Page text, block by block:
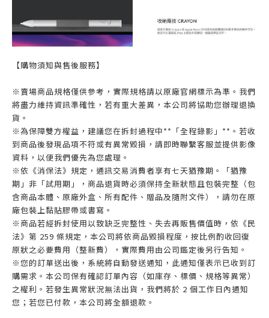
【購物須知與售後服務】
※賣場商品規格僅供參考，實際規格請以原廠官網標示為準。我們
將盡力維持資訊準確性，若有重大差異，本公司將協助您辦理退換
貨。
※為保障雙方權益，建議您在拆封過程中**「全程錄影」**。若收
到商品後發現品項不符或有異常毀損，請即時聯繫客服並提供影像
資料，以便我們優先為您處理。
※依《消保法》規定，通訊交易消費者享有七天猶豫期。「猶豫
期」非「試用期」，商品退貨時必須保持全新狀態且包裝完整（包
含商品本體、原廠外盒、所有配件、贈品及隨附文件），請勿在原
廠包裝上黏貼膠帶或書寫。
※商品若經拆封使用以致缺乏完整性、失去再販售價值時，依《民
法》第 259 條規定，本公司將依商品毀損程度，按比例酌收回復
原狀之必要費用（整新費），實際費用由公司鑑定後另行告知。
※您的訂單送出後，系統將自動發送通知，此通知僅表示已收到訂
購需求。本公司保有確認訂單內容（如庫存、標價、規格等異常）
之權利。若發生異常狀況無法出貨，我們將於 2 個工作日內通知
您；若您已付款，本公司將全額退款。